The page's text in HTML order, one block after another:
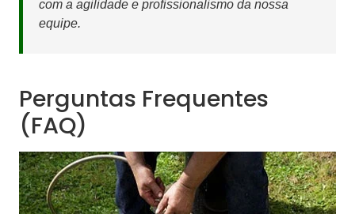
com a agilidade e profissionalismo da nossa
equipe.
Perguntas Frequentes
(FAQ)